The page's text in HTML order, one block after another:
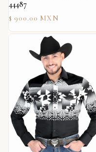
44487
Precio
habitual
$ 900.00 MXN